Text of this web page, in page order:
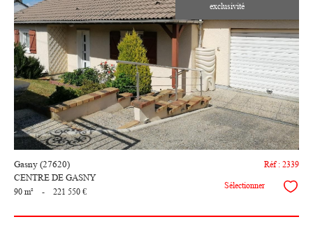
exclusivité
voir le
bien
Gasny (27620)
CENTRE DE GASNY
Réf : 2339
90 m² - 221 550 €
Sélectionner